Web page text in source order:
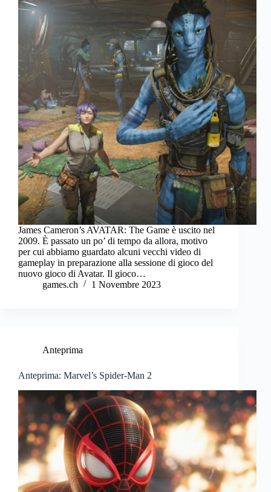
James Cameron’s AVATAR: The Game è uscito nel
2009. È passato un po’ di tempo da allora, motivo
per cui abbiamo guardato alcuni vecchi video di
gameplay in preparazione alla sessione di gioco del
nuovo gioco di Avatar. Il gioco…
games.ch
1 Novembre 2023
Anteprima
Anteprima: Marvel’s Spider-Man 2